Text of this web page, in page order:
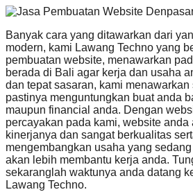
Banyak cara yang ditawarkan dari
modern, kami Lawang Techno yang
pembuatan website, menawarkan
berada di Bali agar kerja dan usaha
dan tepat sasaran, kami
pastinya menguntungkan buat anda
maupun financial anda. Dengan
percayakan pada kami, website anda
kinerjanya dan sangat berkualitas
mengembangkan usaha yang
akan lebih membantu kerja anda.
sekaranglah waktunya anda datang
Lawang Techno.